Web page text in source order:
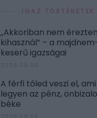
IGAZ TÖRTÉNETEK
„Akkoriban nem
kihasznál” – a
keserű igazságai
A férfi tőled veszi el,
legyen az pénz,
béke